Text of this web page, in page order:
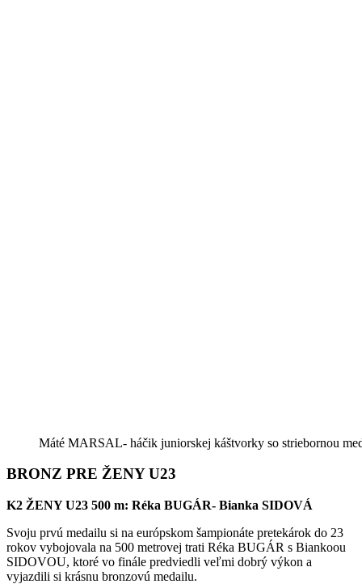
Máté MARSAL- háčik juniorskej káštvorky so striebornou
BRONZ PRE ŽENY U23
K2 ŽENY U23 500 m: Réka BUGÁR- Bianka SIDOVÁ
Svoju prvú medailu si na európskom šampionáte pretekárok do 23
rokov vybojovala na 500 metrovej trati Réka BUGÁR s Biankoou
SIDOVOU, ktoré vo finále predviedli veľmi dobrý výkon a
vyjazdili si krásnu bronzovú medailu.